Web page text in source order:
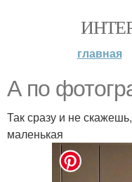
главная
А по
Так сразу и не
маленькая